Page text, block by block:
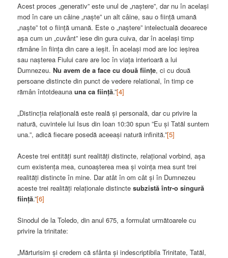
Acest proces „generativ” este unul de „naștere”, dar nu în același
mod în care un câine „naște” un alt câine, sau o ființă umană
„naște” tot o ființă umană. Este o „naștere” intelectuală deoarece
așa cum un „cuvânt” iese din gura cuiva, dar în același timp
rămâne în ființa din care a ieșit. În același mod are loc ieșirea
sau nașterea Fiului care are loc în viața interioară a lui
Dumnezeu.Nu avem de a face cu două ființe, ci cu două
persoane distincte din punct de vedere relational, în timp ce
rămân întotdeaunauna ca ființă.”[4]
„Distincția relațională este reală și personală, dar cu privire la
natură, cuvintele lui Isus din Ioan 10:30 spun ”Eu și Tatăl suntem
una.”, adică fiecare posedă aceeași natură infinită.”[5]
Aceste trei entități sunt realități distincte, relațional vorbind, așa
cum existența mea, cunoașterea mea și voința mea sunt trei
realități distincte în mine. Dar atât în om cât și în Dumnezeu
aceste trei realități relaționale distinctesubzistă într-o singură
ființă.”[6]
Sinodul de la Toledo, din anul 675, a formulat următoarele cu
privire la trinitate:
„Mărturisim și credem că sfânta și indescriptibila Trinitate, Tatăl,